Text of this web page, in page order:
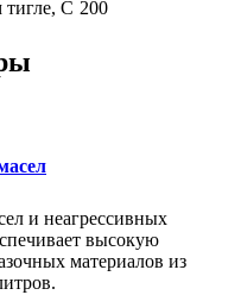
С 200
и неагрессивных
высокую
материалов из